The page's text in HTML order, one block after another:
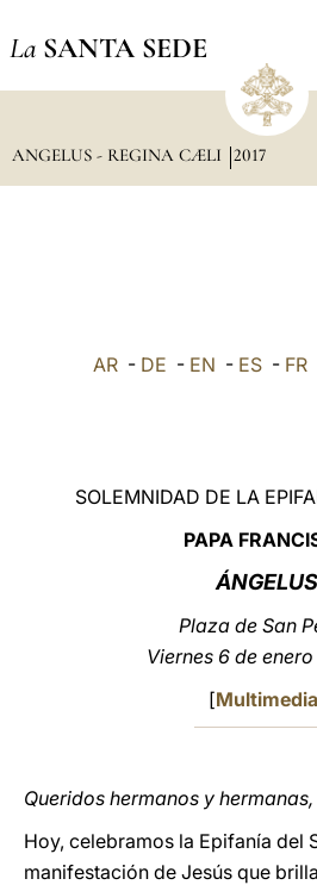
La SANTA SEDE
ANGELUS - REGINA CÆLI 2017
AR- DE - EN - ES- FR
SOLEMNIDAD DE LA
PAPA
ÁNGELUS
Plaza de San
Viernes 6 de
[Multimedia
Queridos hermanos y hermanas,
Hoy, celebramos la Epifanía del
manifestación de Jesús que